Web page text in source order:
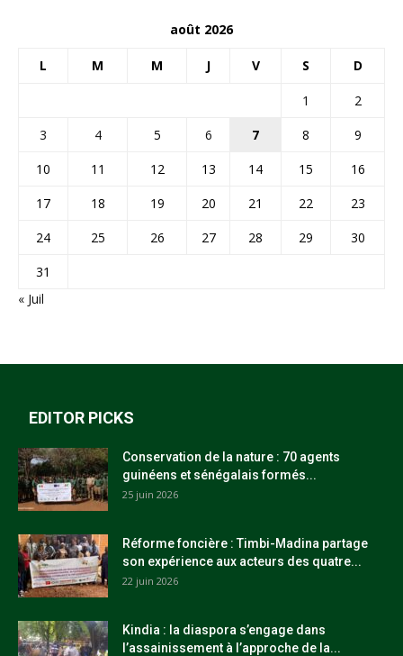
août 2026
L M M J V S D
1
2
3
4 5 6 7 8
9
10
11 12 13 14 15
16
17
18 19 20 21 22
23
24
25 26 27 28 29
30
31
« Juil
EDITOR PICKS
Conservation de la nature : 70 agents
guinéens et sénégalais formés...
25 juin 2026
Réforme foncière : Timbi-Madina partage
son expérience aux acteurs des quatre...
22 juin 2026
Kindia : la diaspora s’engage dans
l’assainissement à l’approche de la...